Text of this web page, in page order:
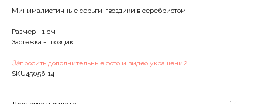
Минималистичные серьги-гвоздики в серебристом
Размер - 1 см
Застежка - гвоздик
Запросить дополнительные фото и видео украшений
SKU45056-14